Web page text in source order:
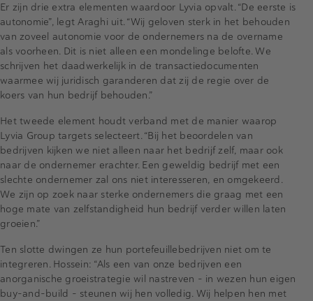
Er zijn drie extra elementen waardoor Lyvia opvalt. “De eerste is
autonomie”, legt Araghi uit. “Wij geloven sterk in het behouden
van zoveel autonomie voor de ondernemers na de overname
als voorheen. Dit is niet alleen een mondelinge belofte. We
schrijven het daadwerkelijk in de transactiedocumenten
waarmee wij juridisch garanderen dat zij de regie over de
koers van hun bedrijf behouden.”
Het tweede element houdt verband met de manier waarop
Lyvia Group targets selecteert. “Bij het beoordelen van
bedrijven kijken we niet alleen naar het bedrijf zelf, maar ook
naar de ondernemer erachter. Een geweldig bedrijf met een
slechte ondernemer zal ons niet interesseren, en omgekeerd.
We zijn op zoek naar sterke ondernemers die graag met een
hoge mate van zelfstandigheid hun bedrijf verder willen laten
groeien.”
Ten slotte dwingen ze hun portefeuillebedrijven niet om te
integreren. Hossein: “Als een van onze bedrijven een
anorganische groeistrategie wil nastreven – in wezen hun eigen
buy-and-build – steunen wij hen volledig. Wij helpen hen met